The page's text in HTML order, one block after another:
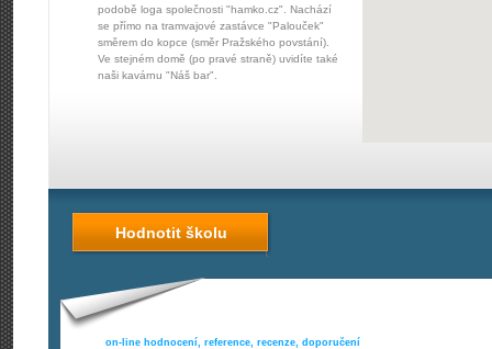
podobě loga společnosti "hamko.cz". Nachází
se přímo na tramvajové zastávce "Palouček"
směrem do kopce (směr Pražského povstání).
Ve stejném domě (po pravé straně) uvidíte také
naši kavárnu "Náš bar".
Hodnotit školu
on-line hodnocení, reference, recenze, doporučení